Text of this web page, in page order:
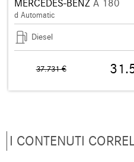
MERCEDES-BENZA 180
d Automatic
Diesel
37.731 €
I CONTENUTI